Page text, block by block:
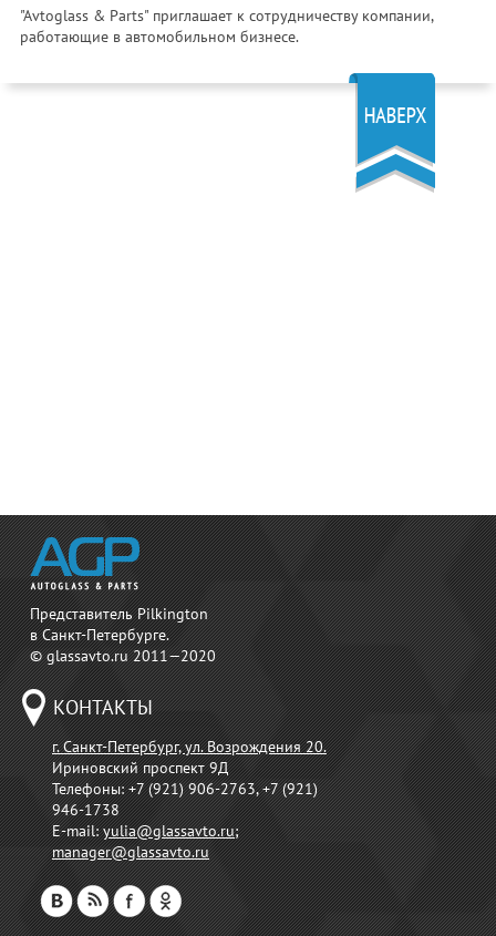
"Avtoglass & Parts" приглашает к сотрудничеству компании,
работающие в автомобильном бизнесе.
Представитель Pilkington
в Санкт-Петербурге.
© glassavto.ru 2011—2020
КОНТАКТЫ
г. Санкт-Петербург, ул. Возрождения 20.
Ириновский проспект 9Д
Телефоны:+7 (921) 906-2763, +7 (921)
946-1738
E-mail:yulia@glassavto.ru;
manager@glassavto.ru